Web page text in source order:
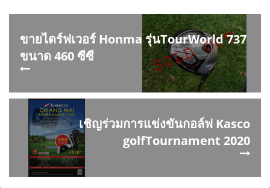
ขายไดร์ฟเวอร์ Honma รุ่นTourWorld 737
ขนาด 460 ซีซี
เชิญร่วมการแข่งขันกอล์ฟ Kasco
golfTournament 2020